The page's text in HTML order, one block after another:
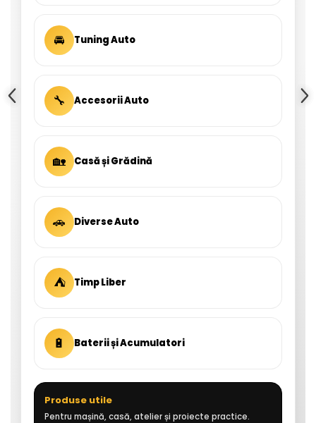
🚘 Tuning Auto
🔧 Accesorii Auto
🏡 Casă și Grădină
🚗 Diverse Auto
⛺ Timp Liber
🔋 Baterii și Acumulatori
Produse utile
Pentru mașină, casă, atelier și proiecte practice.